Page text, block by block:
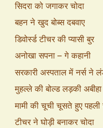
सिदरा को जगाकर चोदा
बहन ने खुद बोब्स दबवाए
डिवोर्स्ड टीचर की प्यासी बुर
अनोखा सपना – गे कहानी
सरकारी अस्पताल में नर्स ने
मुहल्ले की बोल्ड लड़की अबीहा
मामी की चूची चूसते हुए पहली
टीचर ने घोड़ी बनाकर चोदा